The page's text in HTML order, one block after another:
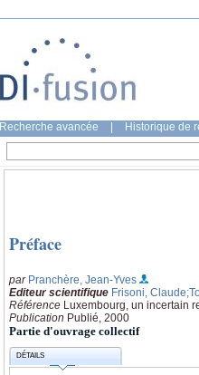
Recherche avancée Historique de
Préface
par Pranchère, Jean-Yves
Editeur scientifique Frisoni, Claude
Référence Luxembourg, un incertain
Publication Publié, 2000
Partie d'ouvrage collectif
DÉTAILS